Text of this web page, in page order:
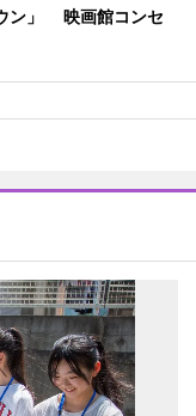
ン」 映画館コンセ